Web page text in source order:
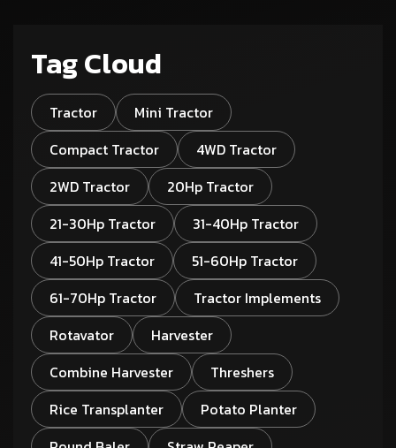
Tag Cloud
Tractor
Mini Tractor
Compact Tractor
4WD Tractor
2WD Tractor
20Hp Tractor
21-30Hp Tractor
31-40Hp Tractor
41-50Hp Tractor
51-60Hp Tractor
61-70Hp Tractor
Tractor Implements
Rotavator
Harvester
Combine Harvester
Threshers
Rice Transplanter
Potato Planter